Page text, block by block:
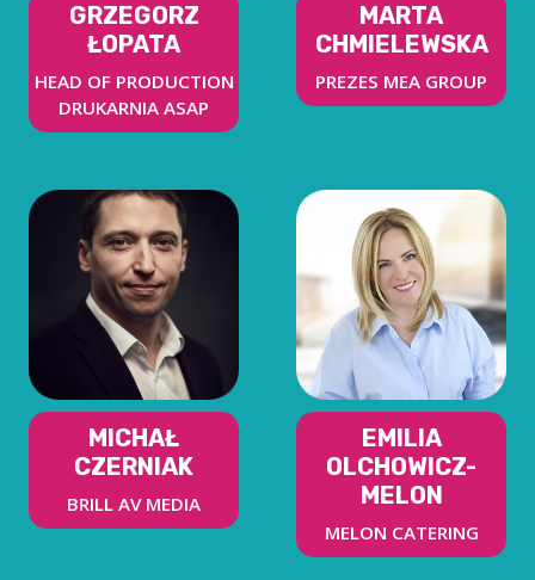
GRZEGORZ
ŁOPATA
HEAD OF PRODUCTION
DRUKARNIA ASAP
MARTA
CHMIELEWSKA
PREZES MEA GROUP
MICHAŁ
CZERNIAK
BRILL AV MEDIA
EMILIA
OLCHOWICZ-
MELON
MELON CATERING